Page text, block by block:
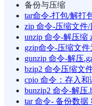
备份与压缩
tar命令-打包/解打
zip 命令-压缩文件/
unzip 命令-解压缩
gzip命令-压缩文件
gunzip 命令-解压
bzip2 命令压缩文
cpio 命令：存入和
bunzip2 命令-解压
tar 命令- 备份数据